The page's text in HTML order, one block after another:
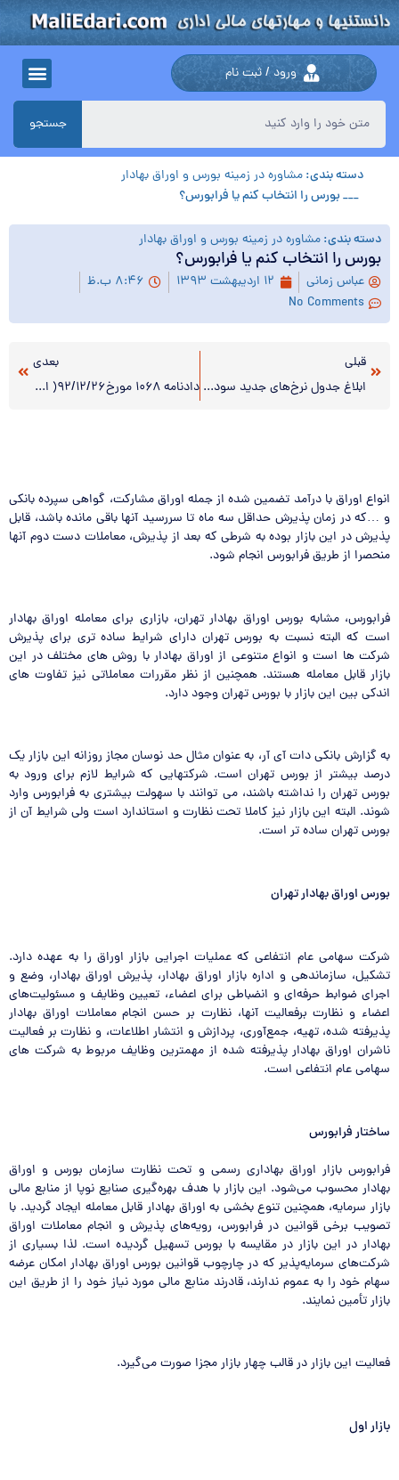
ورود / ثبت نام
جستجو
دسته بندی:مشاوره در زمینه بورس و اوراق بهادار
___ بورس را انتخاب کنم یا فرابورس؟
دسته بندی:مشاوره در زمینه بورس و اوراق بهادار
بورس را انتخاب کنم یا فرابورس؟
عباس زمانی ۱۲ اردیبهشت ۱۳۹۳
۸:۴۶ ب.ظ
No Comments
قبلی
ابلاغ جدول نرخ‌های جدید سود سپرده بانکی
بعدی
دادنامه ۱۰۶۸ مورخ۹۲/۱۲/۲۶( ابطال بخشنامه شماره ۱۱۳۰۴/۶۲۴۷/۲۰۱ـ ۱۵/۱۱/۱۳۸۲ سازمان امور مالیاتی)
انواع اوراق با درآمد تضمین شده از جمله اوراق مشارکت، گواهی سپرده بانکی
و …که در زمان پذیرش حداقل سه ماه تا سررسید آنها باقی مانده باشد، قابل
پذیرش در این بازار بوده به شرطی که بعد از پذیرش، معاملات دست دوم آنها
منحصرا از طریق فرابورس انجام شود.
فرابورس، مشابه بورس اوراق بهادار تهران، بازاری برای معامله اوراق بهادار
است که البته نسبت به بورس تهران دارای شرایط ساده تری برای پذیرش
شرکت ها است و انواع متنوعی از اوراق بهادار با روش های مختلف در این
بازار قابل معامله هستند. همچنین از نظر مقررات معاملاتی نیز تفاوت های
اندکی بین این بازار با بورس تهران وجود دارد.
به گزارش بانکی دات آی آر، به عنوان مثال حد نوسان مجاز روزانه این بازار یک
درصد بیشتر از بورس تهران است. شرکت­هایی که شرایط لازم برای ورود به
بورس تهران را نداشته باشند، می توانند با سهولت بیشتری به فرابورس وارد
شوند. البته این بازار نیز کاملا تحت نظارت و استاندارد است ولی شرایط آن از
بورس تهران ساده­ تر است.
بورس اوراق بهادار تهران
شرکت سهامی عام انتفاعی که عملیات اجرایی بازار اوراق را به عهده دارد.
تشکیل، سازماندهی و اداره بازار اوراق بهادار، پذیرش اوراق بهادار، وضع و
اجرای ضوابط حرفه‌ای و انضباطی برای اعضاء، تعیین وظایف و مسئولیت‌های
اعضاء و نظارت برفعالیت آنها، نظارت بر حسن انجام معاملات اوراق بهادار
پذیرفته شده، تهیه، جمع‌آوری، پردازش و انتشار اطلاعات، و نظارت بر فعالیت
ناشران اوراق بهادار پذیرفته شده از مهمترین وظایف مربوط به شرکت های
سهامی عام انتفاعی است.
ساختار فرابورس
فرابورس بازار اوراق بهاداری رسمی و تحت نظارت سازمان بورس و اوراق
بهادار محسوب می‌شود. این بازار با هدف بهره‌گیری صنایع نوپا از منابع مالی
بازار سرمایه، همچنین تنوع بخشی به اوراق بهادار قابل معامله ایجاد گردید. با
تصویب برخی قوانین در فرابورس، رویه‌های پذیرش و انجام معاملات اوراق
بهادار در این بازار در مقایسه با بورس تسهیل گردیده است. لذا بسیاری از
شرکت‌های سرمایه‌پذیر که در چارچوب قوانین بورس اوراق بهادار امکان عرضه
سهام خود را به عموم ندارند، قادرند منابع مالی مورد نیاز خود را از طریق این
بازار تأمین نمایند.
فعالیت این بازار در قالب چهار بازار مجزا صورت می‌گیرد.
بازار اول